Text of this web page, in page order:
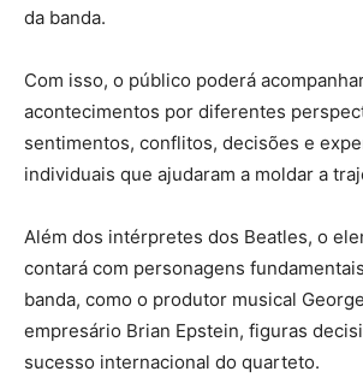
da banda.
Com isso, o público poderá
acontecimentos por diferentes
sentimentos, conflitos, decisões e
individuais que ajudaram a moldar a
Além dos intérpretes dos Beatles, o
contará com personagens
banda, como o produtor musical
empresário Brian Epstein, figuras
sucesso internacional do quarteto.